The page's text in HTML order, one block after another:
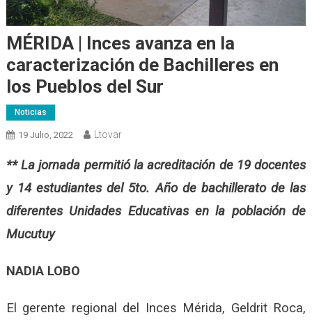
MÉRIDA | Inces avanza en la
caracterización de Bachilleres en
los Pueblos del Sur
Noticias
19 Julio, 2022 Ltovar
** La jornada permitió la acreditación de 19 docentes
y 14 estudiantes del 5to. Año de bachillerato de las
diferentes Unidades Educativas en la población de
Mucutuy
NADIA LOBO
El gerente regional del Inces Mérida, Geldrit Roca,